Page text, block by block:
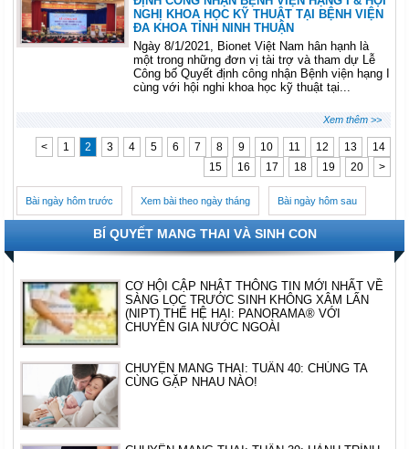
NGHỊ KHOA HỌC KỸ THUẬT TẠI BỆNH VIỆN
ĐA KHOA TỈNH NINH THUẬN
Ngày 8/1/2021, Bionet Việt Nam hân hạnh là
một trong những đơn vị tài trợ và tham dự Lễ
Công bố Quyết định công nhận Bệnh viện hạng I
cùng với hội nghi khoa học kỹ thuật tại...
Xem thêm >>
< 1 2 3 4 5 6 7 8 9 10 11 12 13
14
15
16 17 18 19 20 >
Bài ngày hôm trước Xem bài theo ngày tháng Bài ngày hôm sau
BÍ QUYẾT MANG THAI VÀ SINH CON
CƠ HỘI CẬP NHẬT THÔNG TIN MỚI NHẤT VỀ
SÀNG LỌC TRƯỚC SINH KHÔNG XÂM LẤN
(NIPT) THẾ HỆ HAI: PANORAMA® VỚI
CHUYÊN GIA NƯỚC NGOÀI
CHUYỆN MANG THAI: TUẦN 40: CHÚNG TA
CÙNG GẶP NHAU NÀO!